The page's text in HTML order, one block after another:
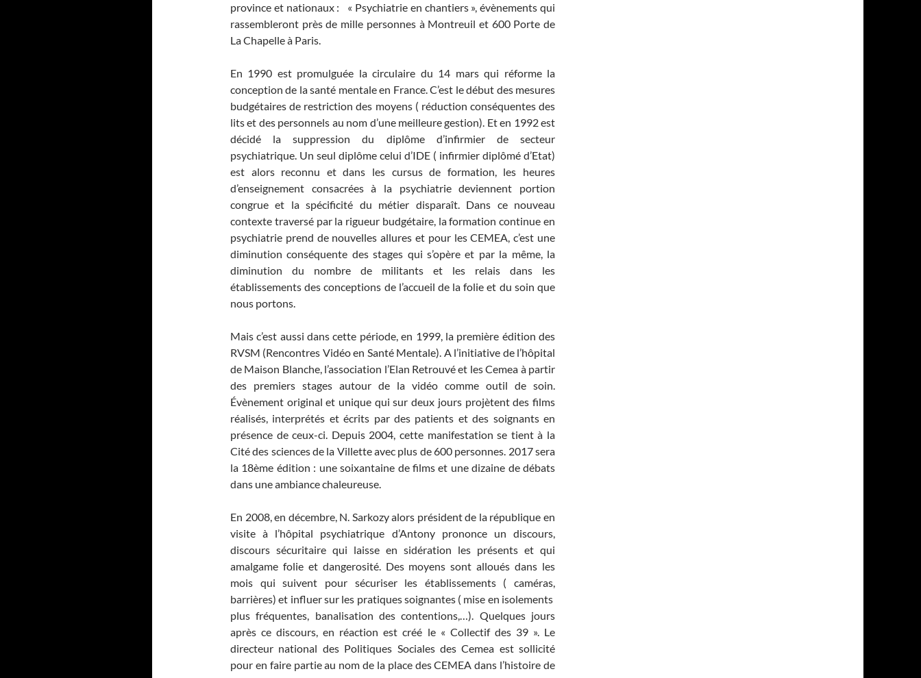
province et nationaux : « Psychiatrie en chantiers », évènements qui
rassembleront près de mille personnes à Montreuil et 600 Porte de
La Chapelle à Paris.
En 1990 est promulguée la circulaire du 14 mars qui réforme la
conception de la santé mentale en France. C’est le début des mesures
budgétaires de restriction des moyens ( réduction conséquentes des
lits et des personnels au nom d’une meilleure gestion). Et en 1992 est
décidé la suppression du diplôme d’infirmier de secteur
psychiatrique. Un seul diplôme celui d’IDE ( infirmier diplômé d’Etat)
est alors reconnu et dans les cursus de formation, les heures
d’enseignement consacrées à la psychiatrie deviennent portion
congrue et la spécificité du métier disparaît. Dans ce nouveau
contexte traversé par la rigueur budgétaire, la formation continue en
psychiatrie prend de nouvelles allures et pour les CEMEA, c’est une
diminution conséquente des stages qui s’opère et par la même, la
diminution du nombre de militants et les relais dans les
établissements des conceptions de l’accueil de la folie et du soin que
nous portons.
Mais c’est aussi dans cette période, en 1999, la première édition des
RVSM (Rencontres Vidéo en Santé Mentale). A l’initiative de l’hôpital
de Maison Blanche, l’association l’Elan Retrouvé et les Cemea à partir
des premiers stages autour de la vidéo comme outil de soin.
Évènement original et unique qui sur deux jours projètent des films
réalisés, interprétés et écrits par des patients et des soignants en
présence de ceux-ci. Depuis 2004, cette manifestation se tient à la
Cité des sciences de la Villette avec plus de 600 personnes. 2017 sera
la 18ème édition : une soixantaine de films et une dizaine de débats
dans une ambiance chaleureuse.
En 2008, en décembre, N. Sarkozy alors président de la république en
visite à l’hôpital psychiatrique d’Antony prononce un discours,
discours sécuritaire qui laisse en sidération les présents et qui
amalgame folie et dangerosité. Des moyens sont alloués dans les
mois qui suivent pour sécuriser les établissements ( caméras,
barrières) et influer sur les pratiques soignantes ( mise en isolements
plus fréquentes, banalisation des contentions,…). Quelques jours
après ce discours, en réaction est créé le « Collectif des 39 ». Le
directeur national des Politiques Sociales des Cemea est sollicité
pour en faire partie au nom de la place des CEMEA dans l’histoire de